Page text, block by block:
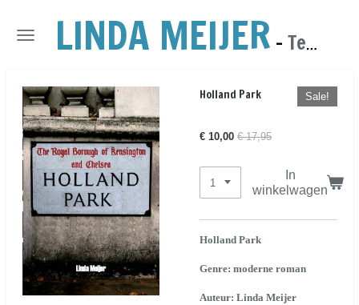
direct
hoofdinhoud
LINDA MEIJER - Tekst, Fotografie & Webdesign
Holland Park Sale!
€ 10,00 € 17,95
In
winkelwagen
Holland Park
Genre: moderne roman
Auteur: Linda Meijer